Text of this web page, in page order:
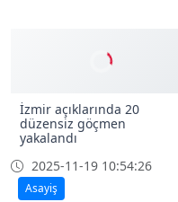
İzmir açıklarında 20
düzensiz göçmen
yakalandı